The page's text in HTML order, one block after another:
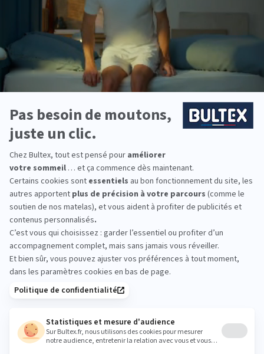
La collection couvre plusieurs niveaux de fermeté,
du moelleux au très ferme. En l’associant au
sommier adapté, vous obtenez un soutien
cohérent avec votre morphologie et votre position
Pour la chambre principale, la literie des enfants ou
un couchage d’appoint, Bultex permet d’équiper
toute la famille avec des solutions durables et
confortables.
*Marque la plus détenue : 18 599 personnes
interrogées de février 2019 à mars 2025. Institut
essayez avant d’acheter
Passez en magasin pour comparer les conforts,
vous allonger sur plusieurs matelas et affiner votre
choix. Quelques minutes d’essai aident à sentir la
différence et à repartir avec un modèle qui vous
convient.
franceliterie57@orange.fr
Heures
Mardi 09:30 - 12:00 14:00 - 19:00